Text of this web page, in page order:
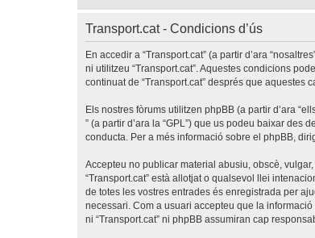
Transport.cat - Condicions d’ús
En accedir a “Transport.cat” (a partir d’ara
ni utilitzeu “Transport.cat”. Aquestes condicions
continuat de “Transport.cat” després que aquestes
Els nostres fòrums utilitzen phpBB (a partir d’ara
” (a partir d’ara la “GPL”) que us podeu baixar des de
conducta. Per a més informació sobre el phpBB,
Accepteu no publicar material abusiu, obscè,
“Transport.cat” està allotjat o qualsevol llei
de totes les vostres entrades és enregistrada per
necessari. Com a usuari accepteu que la
ni “Transport.cat” ni phpBB assumiran cap